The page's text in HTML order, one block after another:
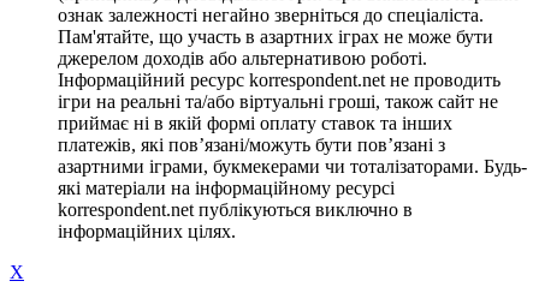
ознак залежності негайно зверніться до спеціаліста.
Пам'ятайте, що участь в азартних іграх не може бути
джерелом доходів або альтернативою роботі.
Інформаційний ресурс korrespondent.net не проводить
ігри на реальні та/або віртуальні гроші, також сайт не
приймає ні в якій формі оплату ставок та інших
платежів, які пов’язані/можуть бути пов’язані з
азартними іграми, букмекерами чи тоталізаторами. Будь-
які матеріали на інформаційному ресурсі
korrespondent.net публікуються виключно в
інформаційних цілях.
X